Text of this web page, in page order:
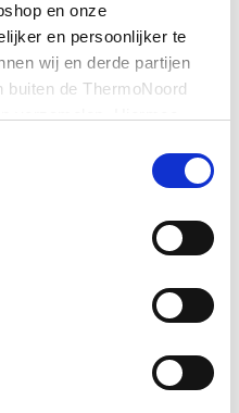
en onze
en persoonlijker te
wij en derde partijen
buiten de ThermoNoord
aan. We slaan je
jpeg,21 KB